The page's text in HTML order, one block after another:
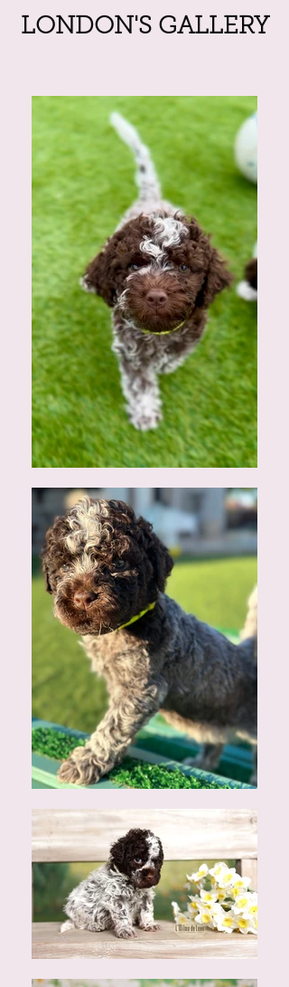
LONDON'S GALLERY